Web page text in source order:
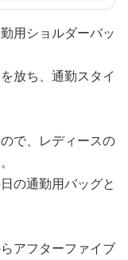
用ショルダーバッ
放ち、通勤スタイ
で、レディースの
の通勤用バッグと
アフターファイブ